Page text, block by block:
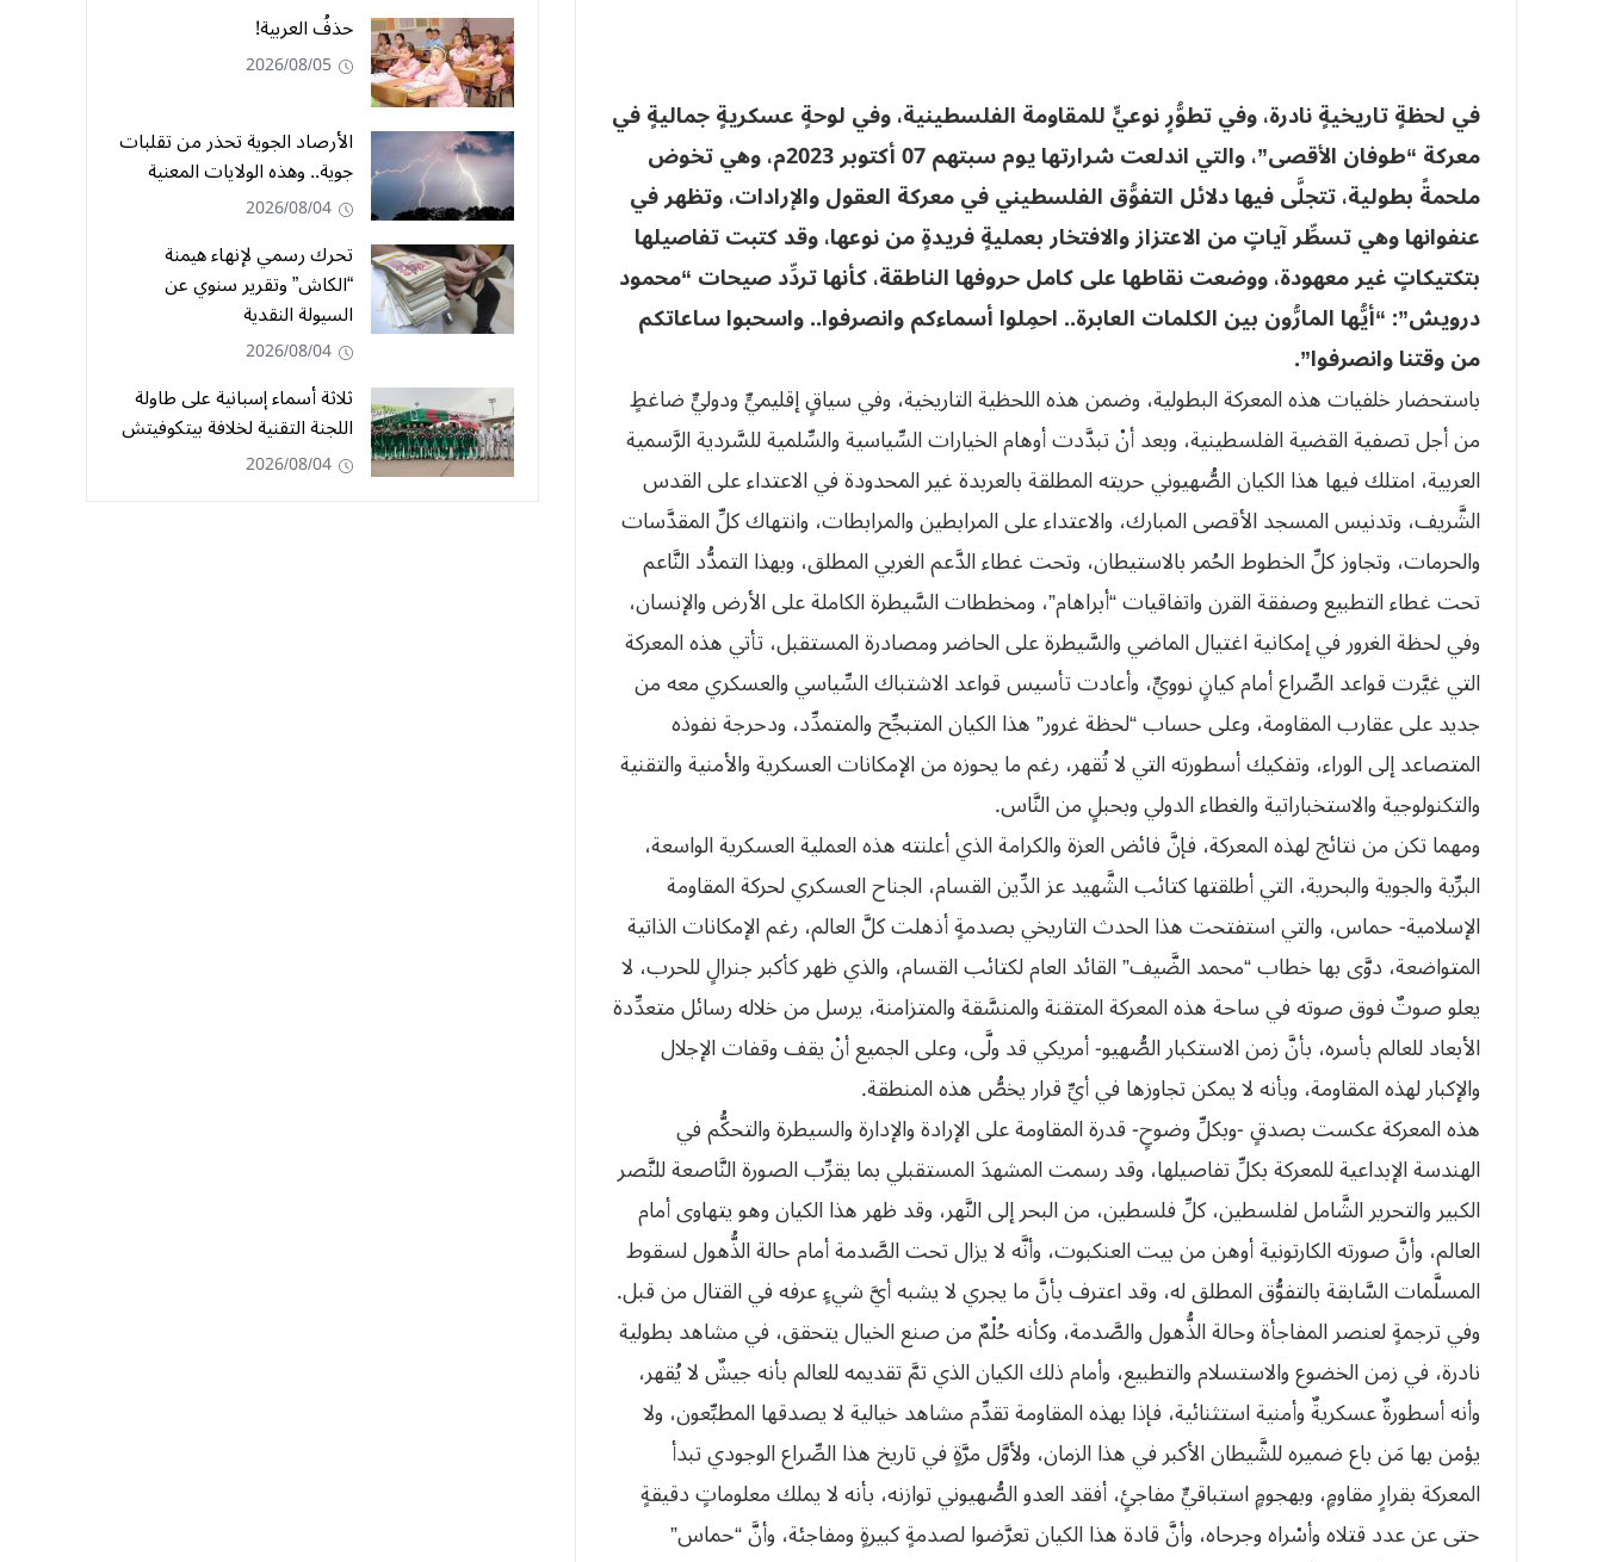
في لحظةٍ تاريخيةٍ نادرة، وفي تطوُّرٍ نوعيٍّ للمقاومة الفلسطينية، وفي لوحةٍ عسكريةٍ جماليةٍ في
معركة “طوفان الأقصى”، والتي اندلعت شرارتها يوم سبتهم 07 أكتوبر 2023م، وهي تخوض
ملحمةً بطولية، تتجلَّى فيها دلائل التفوُّق الفلسطيني في معركة العقول والإرادات، وتظهر في
عنفوانها وهي تسطِّر آياتٍ من الاعتزاز والافتخار بعمليةٍ فريدةٍ من نوعها، وقد كتبت تفاصيلها
بتكتيكاتٍ غير معهودة، ووضعت نقاطها على كامل حروفها الناطقة، كأنها تردِّد صيحات “محمود
درويش”: “أيُّها المارُّون بين الكلمات العابرة.. احمِلوا أسماءكم وانصرفوا.. واسحبوا ساعاتكم
من وقتنا وانصرفوا”.
باستحضار خلفيات هذه المعركة البطولية، وضمن هذه اللحظية التاريخية، وفي سياقٍ إقليميٍّ ودوليٍّ ضاغطٍ
من أجل تصفية القضية الفلسطينية، وبعد أنْ تبدَّدت أوهام الخيارات السِّياسية والسِّلمية للسَّردية الرَّسمية
العربية، امتلك فيها هذا الكيان الصُّهيوني حريته المطلقة بالعربدة غير المحدودة في الاعتداء على القدس
الشَّريف، وتدنيس المسجد الأقصى المبارك، والاعتداء على المرابطين والمرابطات، وانتهاك كلِّ المقدَّسات
والحرمات، وتجاوز كلِّ الخطوط الحُمر بالاستيطان، وتحت غطاء الدَّعم الغربي المطلق، وبهذا التمدُّد النَّاعم
تحت غطاء التطبيع وصفقة القرن واتفاقيات “أبراهام”، ومخططات السَّيطرة الكاملة على الأرض والإنسان،
وفي لحظة الغرور في إمكانية اغتيال الماضي والسَّيطرة على الحاضر ومصادرة المستقبل، تأتي هذه المعركة
التي غيَّرت قواعد الصِّراع أمام كيانٍ نوويٍّ، وأعادت تأسيس قواعد الاشتباك السِّياسي والعسكري معه من
جديد على عقارب المقاومة، وعلى حساب “لحظة غرور” هذا الكيان المتبجِّح والمتمدِّد، ودحرجة نفوذه
المتصاعد إلى الوراء، وتفكيك أسطورته التي لا تُقهر، رغم ما يحوزه من الإمكانات العسكرية والأمنية والتقنية
والتكنولوجية والاستخباراتية والغطاء الدولي وبحبلٍ من النَّاس.
ومهما تكن من نتائج لهذه المعركة، فإنَّ فائض العزة والكرامة الذي أعلنته هذه العملية العسكرية الواسعة،
البرِّية والجوية والبحرية، التي أطلقتها كتائب الشَّهيد عز الدِّين القسام، الجناح العسكري لحركة المقاومة
الإسلامية- حماس، والتي استفتحت هذا الحدث التاريخي بصدمةٍ أذهلت كلَّ العالم، رغم الإمكانات الذاتية
المتواضعة، دوَّى بها خطاب “محمد الضَّيف” القائد العام لكتائب القسام، والذي ظهر كأكبر جنرالٍ للحرب، لا
يعلو صوتٌ فوق صوته في ساحة هذه المعركة المتقنة والمنسَّقة والمتزامنة، يرسل من خلاله رسائل متعدِّدة
الأبعاد للعالم بأسره، بأنَّ زمن الاستكبار الصُّهيو- أمريكي قد ولَّى، وعلى الجميع أنْ يقف وقفات الإجلال
والإكبار لهذه المقاومة، وبأنه لا يمكن تجاوزها في أيِّ قرار يخصُّ هذه المنطقة.
هذه المعركة عكست بصدقٍ -وبكلِّ وضوحٍ- قدرة المقاومة على الإرادة والإدارة والسيطرة والتحكُّم في
الهندسة الإبداعية للمعركة بكلِّ تفاصيلها، وقد رسمت المشهدَ المستقبلي بما يقرِّب الصورة النَّاصعة للنَّصر
الكبير والتحرير الشَّامل لفلسطين، كلِّ فلسطين، من البحر إلى النَّهر، وقد ظهر هذا الكيان وهو يتهاوى أمام
العالم، وأنَّ صورته الكارتونية أوهن من بيت العنكبوت، وأنَّه لا يزال تحت الصَّدمة أمام حالة الذُّهول لسقوط
المسلَّمات السَّابقة بالتفوُّق المطلق له، وقد اعترف بأنَّ ما يجري لا يشبه أيَّ شيءٍ عرفه في القتال من قبل.
وفي ترجمةٍ لعنصر المفاجأة وحالة الذُّهول والصَّدمة، وكأنه حُلْمٌ من صنع الخيال يتحقق، في مشاهد بطولية
نادرة، في زمن الخضوع والاستسلام والتطبيع، وأمام ذلك الكيان الذي تمَّ تقديمه للعالم بأنه جيشٌ لا يُقهر،
وأنه أسطورةٌ عسكريةٌ وأمنية استثنائية، فإذا بهذه المقاومة تقدِّم مشاهد خيالية لا يصدقها المطبِّعون، ولا
يؤمن بها مَن باع ضميره للشَّيطان الأكبر في هذا الزمان، ولأوَّل مرَّةٍ في تاريخ هذا الصِّراع الوجودي تبدأ
المعركة بقرارٍ مقاومٍ، وبهجومٍ استباقيٍّ مفاجئٍ، أفقد العدو الصُّهيوني توازنه، بأنه لا يملك معلوماتٍ دقيقةٍ
حتى عن عدد قتلاه وأسْراه وجرحاه، وأنَّ قادة هذا الكيان تعرَّضوا لصدمةٍ كبيرةٍ ومفاجئة، وأنَّ “حماس”
حذفُ العربية!
2026/08/05
الأرصاد الجوية تحذر من تقلبات
جوية.. وهذه الولايات المعنية
2026/08/04
تحرك رسمي لإنهاء هيمنة
“الكاش” وتقرير سنوي عن
السيولة النقدية
2026/08/04
ثلاثة أسماء إسبانية على طاولة
اللجنة التقنية لخلافة بيتكوفيتش
2026/08/04